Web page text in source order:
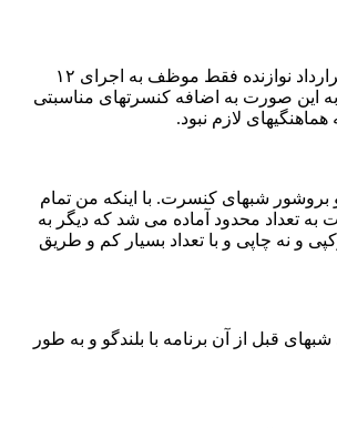
– در مورد عملکرد اینجانب در سالهای گذشته اگر تعداد کنسرتهای ما محدود شد به دلیل قرارداد ناشیانه ای بود که با نوازندگان ارکستر بسته می شد. بر مبنای آن قرارداد نوازنده فقط موظف به اجرای ۱۲
در قراردادهای نوازندگان می بود ما می توانستیم هر کدام از برنامه هایمان را ۱۰ بار تکرار کنیم و به این صورت به اضافه کنسرتهای مناسبتی
بروشور شبهای کنسرت. با اینکه من تمام
جای حدود دو هفته قبل از کنسرت ۲ روز و یا حتی در روز اجرای کنسرت به تعداد محدود آماده می شد که دیگر به
نه چاپی و با تعداد بسیار کم و طریق
قبل از آن برنامه با بلندگو و به طور